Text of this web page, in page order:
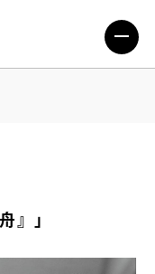
』」